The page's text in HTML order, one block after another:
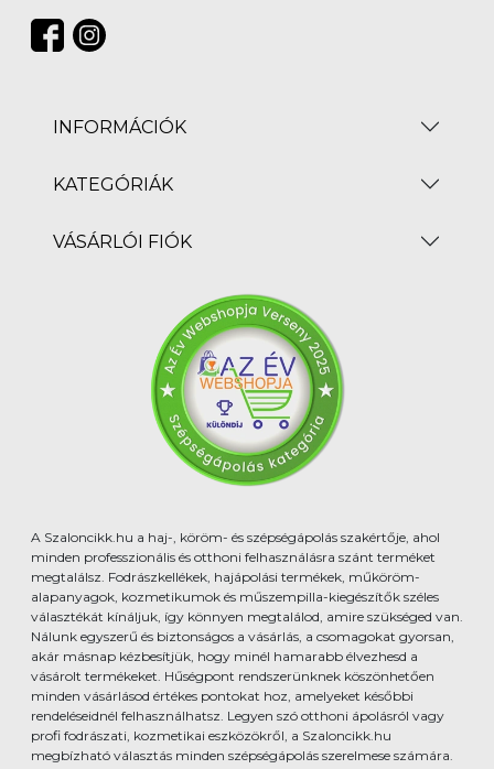
INFORMÁCIÓK
KATEGÓRIÁK
VÁSÁRLÓI FIÓK
A Szaloncikk.hu a haj-, köröm- és szépségápolás szakértője, ahol
minden professzionális és otthoni felhasználásra szánt terméket
megtalálsz. Fodrászkellékek, hajápolási termékek, műköröm-
alapanyagok, kozmetikumok és műszempilla-kiegészítők széles
választékát kínáljuk, így könnyen megtalálod, amire szükséged van.
Nálunk egyszerű és biztonságos a vásárlás, a csomagokat gyorsan,
akár másnap kézbesítjük, hogy minél hamarabb élvezhesd a
vásárolt termékeket. Hűségpont rendszerünknek köszönhetően
minden vásárlásod értékes pontokat hoz, amelyeket későbbi
rendeléseidnél felhasználhatsz. Legyen szó otthoni ápolásról vagy
profi fodrászati, kozmetikai eszközökről, a Szaloncikk.hu
megbízható választás minden szépségápolás szerelmese számára.